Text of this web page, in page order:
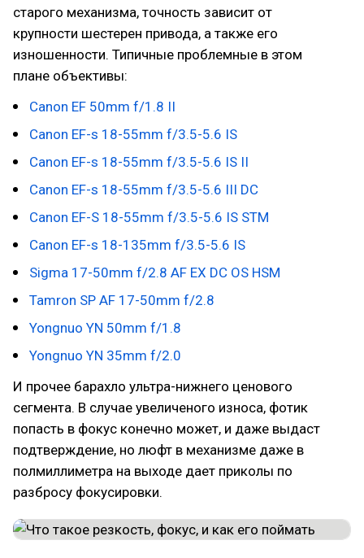
старого механизма, точность зависит от
крупности шестерен привода, а также его
изношенности. Типичные проблемные в этом
плане объективы:
Canon EF 50mm f/1.8 II
Canon EF-s 18-55mm f/3.5-5.6 IS
Canon EF-s 18-55mm f/3.5-5.6 IS II
Canon EF-s 18-55mm f/3.5-5.6 III DC
Canon EF-S 18-55mm f/3.5-5.6 IS STM
Canon EF-s 18-135mm f/3.5-5.6 IS
Sigma 17-50mm f/2.8 AF EX DC OS HSM
Tamron SP AF 17-50mm f/2.8
Yongnuo YN 50mm f/1.8
Yongnuo YN 35mm f/2.0
И прочее барахло ультра-нижнего ценового
сегмента. В случае увеличеного износа, фотик
попасть в фокус конечно может, и даже выдаст
подтверждение, но люфт в механизме даже в
полмиллиметра на выходе дает приколы по
разбросу фокусировки.